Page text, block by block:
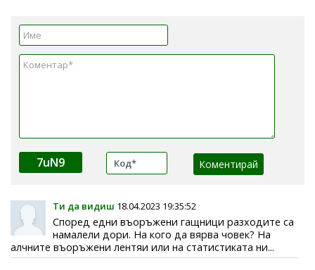
7uN9
Ти да видиш 18.04.2023 19:35:52
Според едни въоръжени гащници разходите са
намалели дори. На кого да вярва човек? На
алчните въоръжени лентяи или на статистиката ни...